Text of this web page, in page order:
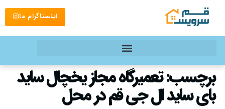
اینستاگرام ما
برچسب:تعمیرگاه مجاز یخچال ساید
بای ساید ال جی قم در محل